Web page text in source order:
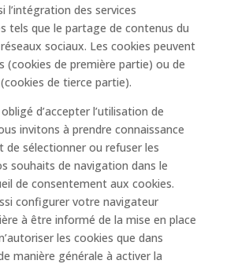
l’intégration des services
tels que le partage de contenus du
sociaux. Les cookies peuvent
(cookies de première partie) ou de
de tierce partie).
d’accepter l’utilisation de
invitons à prendre connaissance
de sélectionner ou refuser les
souhaits de navigation dans le
de consentement aux cookies.
configurer votre navigateur
à être informé de la mise en place
les cookies que dans
manière générale à activer la